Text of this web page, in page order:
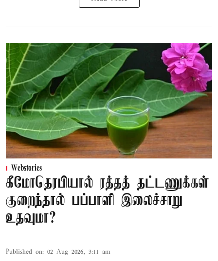
Webstories
கீமோதெரபியால் ரத்தத் தட்டணுக்கள்
குறைந்தால் பப்பாளி இலைச்சாறு
உதவுமா?
Published on: 02 Aug 2026, 3:11 am